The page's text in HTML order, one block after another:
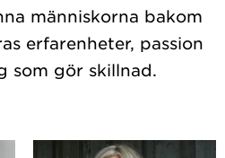
människorna bakom
erfarenheter, passion
som gör skillnad.